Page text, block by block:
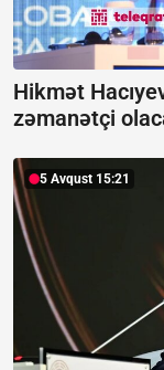
Hikmət
zəmanətçi
5 Avqust 15:21